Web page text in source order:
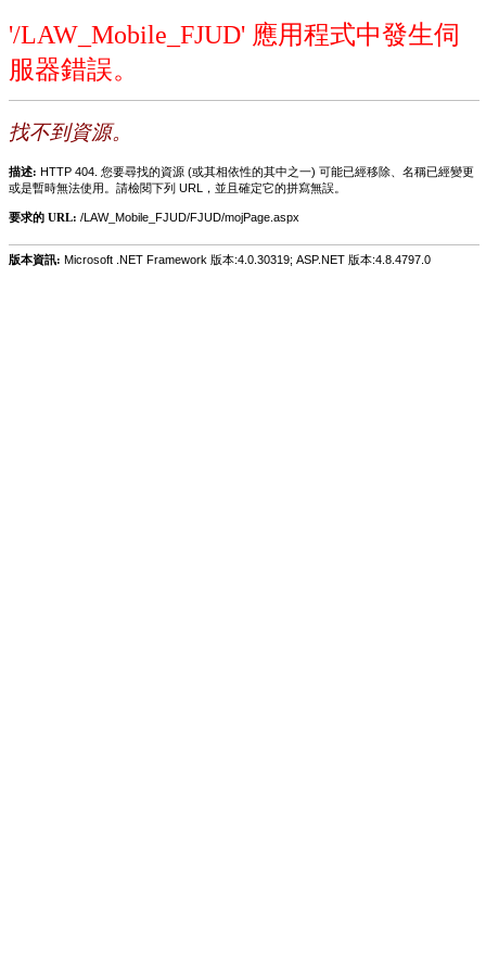
'/LAW_Mobile_FJUD' 應用程式中發生伺
服器錯誤。
找不到資源。
描述: HTTP 404. 您要尋找的資源 (或其相依性的其中之一) 可能已經移除、名稱已經變更
或是暫時無法使用。請檢閱下列 URL，並且確定它的拼寫無誤。
要求的 URL: /LAW_Mobile_FJUD/FJUD/mojPage.aspx
版本資訊: Microsoft .NET Framework 版本:4.0.30319; ASP.NET 版本:4.8.4797.0